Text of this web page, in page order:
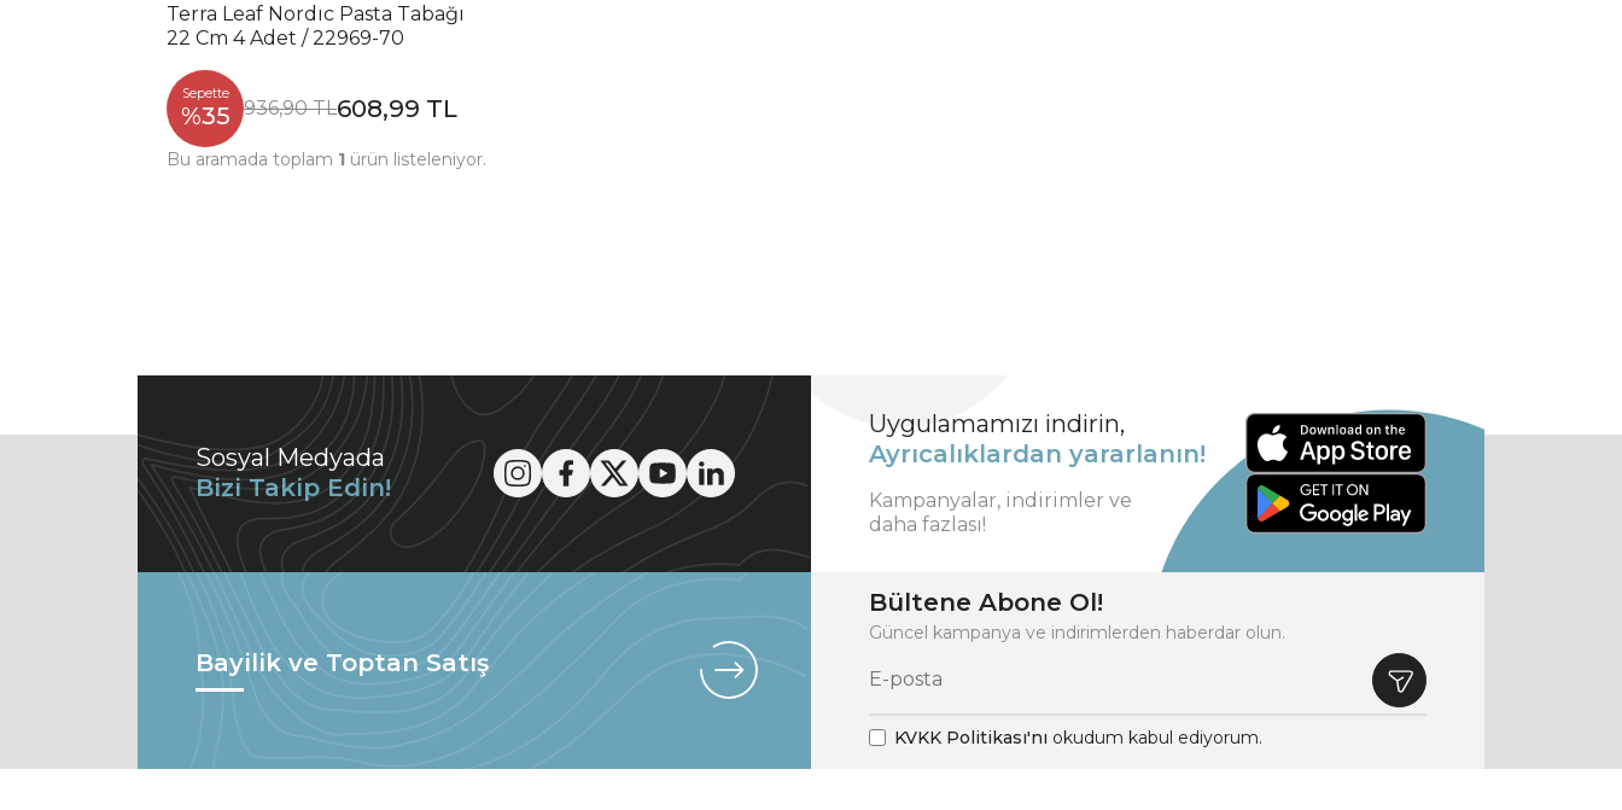
Terra Leaf Nordıc Pasta Tabağı
22 Cm 4 Adet / 22969-70
Sepette
%35 936,90 TL608,99 TL
Bu aramada toplam 1 ürün listeleniyor.
Sosyal Medyada
Bizi Takip Edin!
Uygulamamızı indirin,
Ayrıcalıklardan yararlanın!
Kampanyalar, indirimler ve
daha fazlası!
Bayilik ve Toptan Satış
Bültene Abone Ol!
Güncel kampanya ve indirimlerden haberdar olun.
KVKK Politikası'nı okudum kabul ediyorum.